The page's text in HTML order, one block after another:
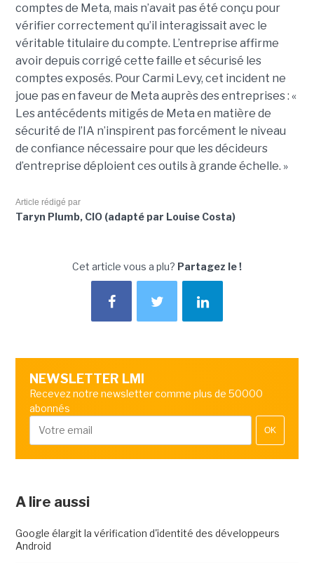
comptes de Meta, mais n’avait pas été conçu pour
vérifier correctement qu’il interagissait avec le
véritable titulaire du compte. L’entreprise affirme
avoir depuis corrigé cette faille et sécurisé les
comptes exposés. Pour Carmi Levy, cet incident ne
joue pas en faveur de Meta auprès des entreprises : «
Les antécédents mitigés de Meta en matière de
sécurité de l’IA n’inspirent pas forcément le niveau
de confiance nécessaire pour que les décideurs
d’entreprise déploient ces outils à grande échelle. »
Article rédigé par
Taryn Plumb, CIO (adapté par Louise Costa)
Cet article vous a plu? Partagez le !
NEWSLETTER LMI
Recevez notre newsletter comme plus de 50000
abonnés
OK
A lire aussi
Google élargit la vérification d'identité des développeurs
Android